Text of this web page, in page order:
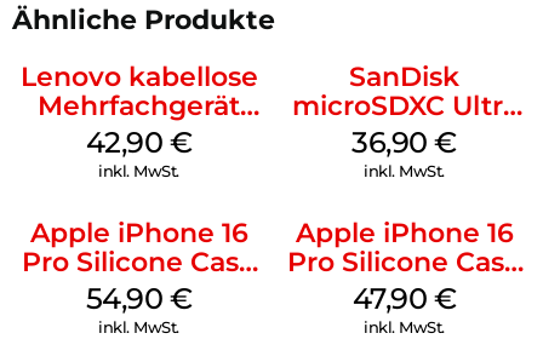
Ähnliche Produkte
Lenovo kabellose
Mehrfachgerät
Luna Grey
42,90 €
inkl. MwSt.
SanDisk
microSDXC Ultra
128 GB + Adapter
Mobile
36,90€
inkl. MwSt.
Apple iPhone 16
Pro Silicone Case
MagSafe Black
54,90 €
inkl. MwSt.
Apple iPhone 16
Pro Silicone Case
MagSafe Denim
47,90 €
inkl. MwSt.